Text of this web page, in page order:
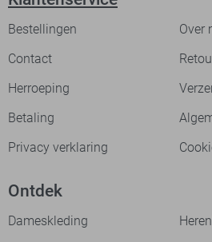
Bestellingen
Over
Contact
Herroeping
Betaling
Privacy verklaring
Ontdek
Dameskleding